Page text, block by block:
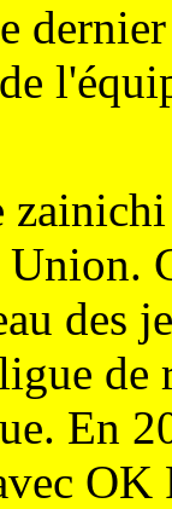
des
En
OK